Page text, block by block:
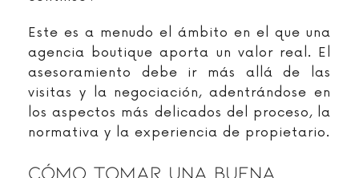
Este es a menudo el ámbito en el que una
agencia boutique aporta un valor real. El
asesoramiento debe ir más allá de las
visitas y la negociación, adentrándose en
los aspectos más delicados del proceso, la
normativa y la experiencia de propietario.
Cómo Tomar Una Buena